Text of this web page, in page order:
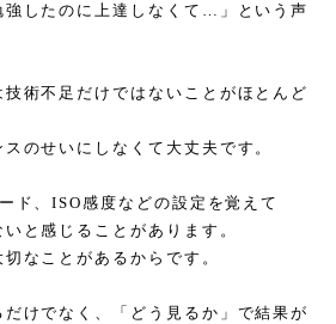
強したのに上達しなくて…」という声
術不足だけではないことがほとんど
のせいにしなくて大丈夫です。
ド、ISO感度などの設定を覚えて
と感じることがあります。
なことがあるからです。
けでなく、「どう見るか」で結果が